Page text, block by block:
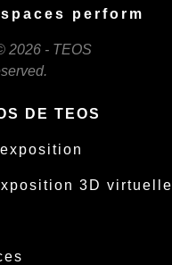
perform
2026 - TEOS
DE TEOS
3D virtuelle